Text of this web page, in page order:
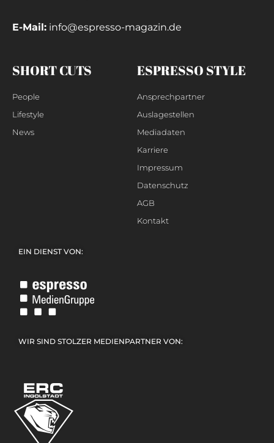
E-Mail: info@espresso-magazin.de
SHORT CUTS
People
Lifestyle
News
ESPRESSO STYLE
Ansprechpartner
Auslagestellen
Mediadaten
Karriere
Impressum
Datenschutz
AGB
Kontakt
EIN DIENST VON:
WIR SIND STOLZER MEDIENPARTNER VON: